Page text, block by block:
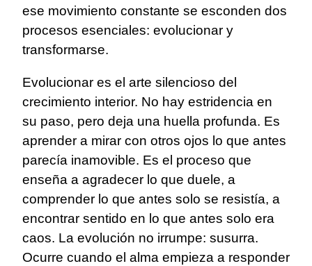
ese movimiento constante se esconden dos
procesos esenciales: evolucionar y
transformarse.
Evolucionar es el arte silencioso del
crecimiento interior. No hay estridencia en
su paso, pero deja una huella profunda. Es
aprender a mirar con otros ojos lo que antes
parecía inamovible. Es el proceso que
enseña a agradecer lo que duele, a
comprender lo que antes solo se resistía, a
encontrar sentido en lo que antes solo era
caos. La evolución no irrumpe: susurra.
Ocurre cuando el alma empieza a responder